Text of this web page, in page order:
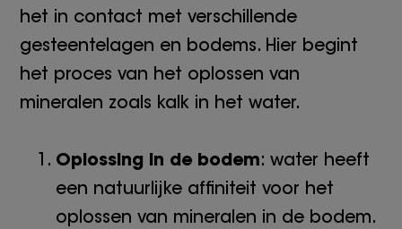
het in contact met verschillende
gesteentelagen en bodems. Hier begint
het proces van het oplossen van
mineralen zoals kalk in het water.
Oplossing in de bodem: water heeft
een natuurlijke affiniteit voor het
oplossen van mineralen in de bodem.